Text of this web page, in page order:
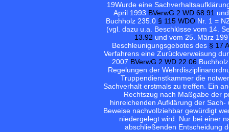
19Wurde eine
April 1993 BVerwG 2 WD 68.91
Buchholz 235.0 § 115 WDONr. 1 =
(vgl. dazu u.a. Beschlüsse vom 14.
13.92 und vom 25. März
Beschleunigungsgebotes des § 17
Verfahrens eine Zurückverweisung
2007 BVerwG 2 WD 22.06
Regelungen der
Truppendienstkammer die
Sachverhalt erstmals zu treffen. Ein
Rechtszug nach Maßgabe der
hinreichenden Aufklärung der
Beweise nachvollziehbar gewürdigt
niedergelegt wird. Nur bei einer
abschließenden Entscheidung